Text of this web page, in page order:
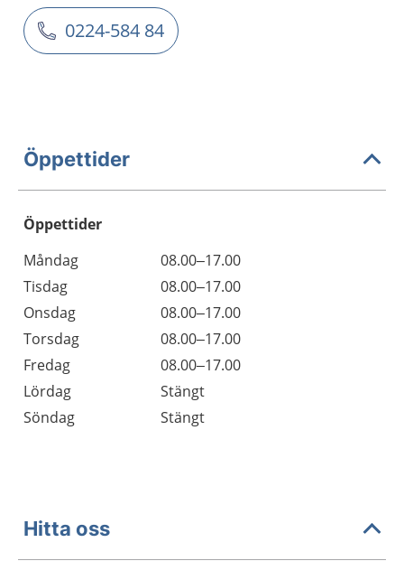
0224-584 84
Öppettider
Öppettider
Dag
Öppettider
Kommentarer
Måndag
08.00–17.00
Tisdag
08.00–17.00
Onsdag
08.00–17.00
Torsdag
08.00–17.00
Fredag
08.00–17.00
Lördag
Stängt
Söndag
Stängt
Hitta oss